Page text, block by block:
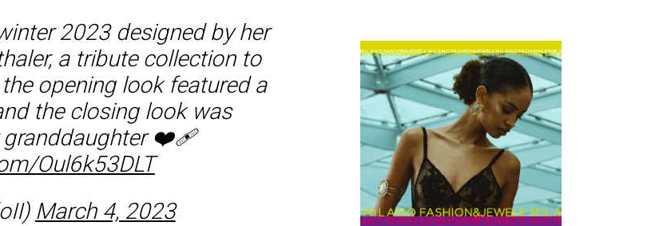
2023 designed by her
a tribute collection to
opening look featured a
the closing look was
granddaughter ❤️‍🩹
Oul6k53DLT
March 4, 2023